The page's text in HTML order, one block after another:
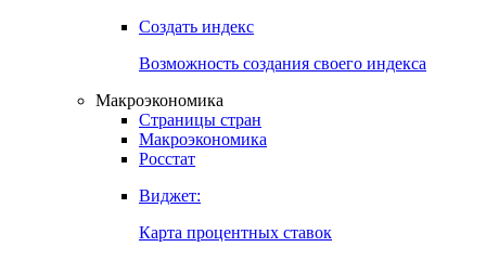
Создать индекс
Возможность создания своего индекса
Макроэкономика
Страницы стран
Макроэкономика
Росстат
Виджет:
Карта процентных ставок